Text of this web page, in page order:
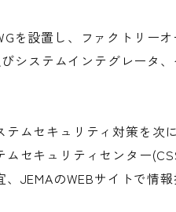
を設置し、ファクトリー
システムインテグレータ
ムセキュリティ対策を次に
セキュリティセンター
JEMAのWEBサイトで情報